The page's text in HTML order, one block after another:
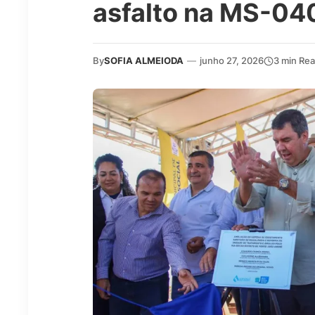
asfalto na MS-
BySOFIA ALMEIODA — junho 27, 2026 3 min